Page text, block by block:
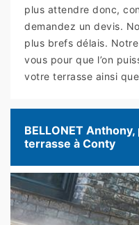
plus attendre donc,
demandez un devis.
plus brefs délais.
vous pour que l’on
votre terrasse ainsi
BELLONET
terrasse à Conty